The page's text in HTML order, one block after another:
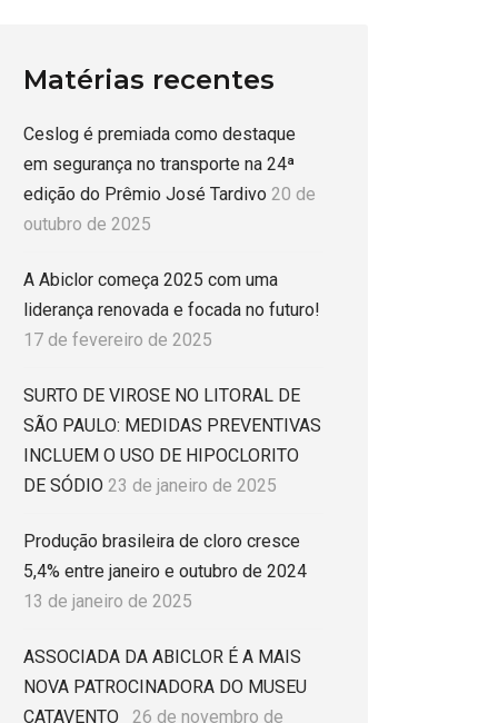
Matérias recentes
Ceslog é premiada como destaque
em segurança no transporte na 24ª
edição do Prêmio José Tardivo 20 de
outubro de 2025
A Abiclor começa 2025 com uma
liderança renovada e focada no futuro!
17 de fevereiro de 2025
SURTO DE VIROSE NO LITORAL DE
SÃO PAULO: MEDIDAS PREVENTIVAS
INCLUEM O USO DE HIPOCLORITO
DE SÓDIO 23 de janeiro de 2025
Produção brasileira de cloro cresce
5,4% entre janeiro e outubro de 2024
13 de janeiro de 2025
ASSOCIADA DA ABICLOR É A MAIS
NOVA PATROCINADORA DO MUSEU
CATAVENTO
26 de novembro de